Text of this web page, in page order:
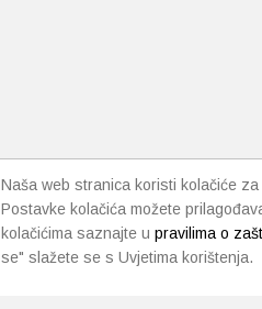
Naša web stranica koristi kolačiće
Postavke kolačića možete
kolačićima saznajte u pravilima o
se" slažete se s Uvjetima korištenja.